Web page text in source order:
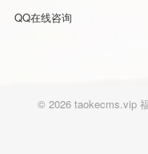
QQ在线咨询
© 2026 taokecms.vip